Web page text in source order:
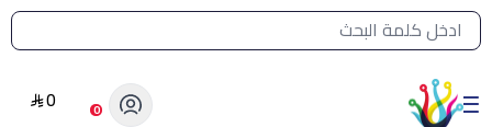
القائمة الرئيسية لمتجر الشرق النادر
الشرق النادر بيع مستلزمات طباعة حرارية 0
0